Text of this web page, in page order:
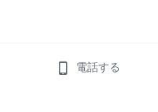
電話する